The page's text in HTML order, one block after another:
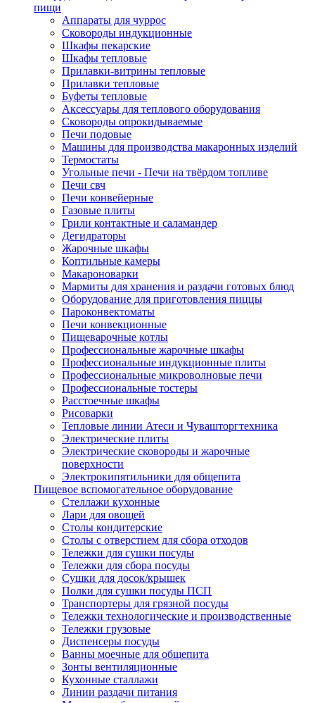
пищи
Аппараты для чуррос
Сковороды индукционные
Шкафы пекарские
Шкафы тепловые
Прилавки-витрины тепловые
Прилавки тепловые
Буфеты тепловые
Аксессуары для теплового оборудования
Сковороды опрокидываемые
Печи подовые
Машины для производства макаронных изделий
Термостаты
Угольные печи - Печи на твёрдом топливе
Печи свч
Печи конвейерные
Газовые плиты
Грили контактные и саламандер
Дегидраторы
Жарочные шкафы
Коптильные камеры
Макароноварки
Мармиты для хранения и раздачи готовых блюд
Оборудование для приготовления пиццы
Пароконвектоматы
Печи конвекционные
Пищеварочные котлы
Профессиональные жарочные шкафы
Профессиональные индукционные плиты
Профессиональные микроволновые печи
Профессиональные тостеры
Расстоечные шкафы
Рисоварки
Тепловые линии Атеси и Чувашторгтехника
Электрические плиты
Электрические сковороды и жарочные
поверхности
Электрокипятильники для общепита
Пищевое вспомогательное оборудование
Стеллажи кухонные
Лари для овощей
Столы кондитерские
Столы с отверстием для сбора отходов
Тележки для сушки посуды
Тележки для сбора посуды
Сушки для досок/крышек
Полки для сушки посуды ПСП
Транспортеры для грязной посуды
Тележки технологические и производственные
Тележки грузовые
Диспенсеры посуды
Ванны моечные для общепита
Зонты вентиляционные
Кухонные сталлажи
Линии раздачи питания